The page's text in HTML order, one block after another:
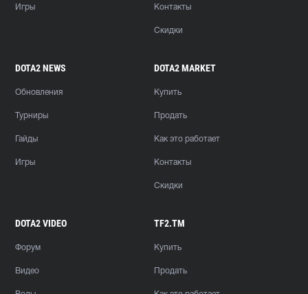
Игры Контакты
Скидки
DOTA2 NEWS
Обновления
Турниры
Гайды
Игры
DOTA2 MARKET
Купить
Продать
Как это работает
Контакты
Скидки
DOTA2 VIDEO
Форум
Видео
TF2.TM
Купить
Продать